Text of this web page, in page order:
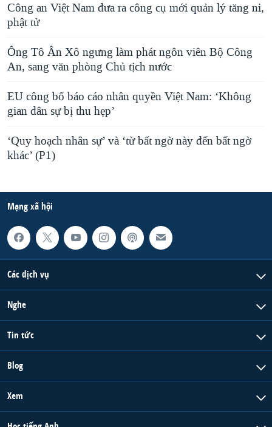
Công an Việt Nam đưa ra công cụ mới quản lý tăng ni,
phật tử
Ông Tô Ân Xô ngưng làm phát ngôn viên Bộ Công
An, sang văn phòng Chủ tịch nước
EU công bố báo cáo nhân quyền Việt Nam: ‘Không
gian dân sự bị thu hẹp’
‘Quy hoạch nhân sự’ và ‘từ bất ngờ này đến bất ngờ
khác’ (P1)
Mạng xã hội
Các dịch vụ
Nghe
Tin tức
Blog
Xem